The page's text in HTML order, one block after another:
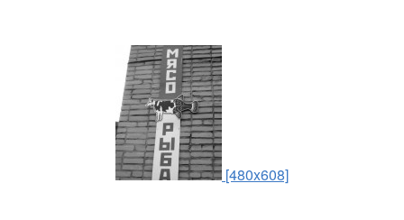
[480x608]